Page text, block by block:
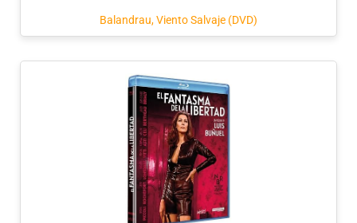
Balandrau, Viento Salvaje (DVD)